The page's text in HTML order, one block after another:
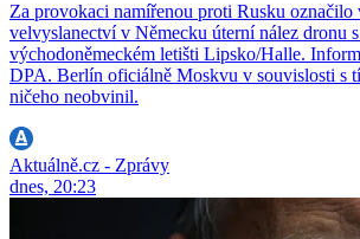
Za provokaci namířenou proti Rusku označilo
velvyslanectví v Německu úterní nález dronu
východoněmeckém letišti Lipsko/Halle.
DPA. Berlín oficiálně Moskvu v souvislosti s
ničeho neobvinil.
Aktuálně.cz - Zprávy
dnes, 20:23